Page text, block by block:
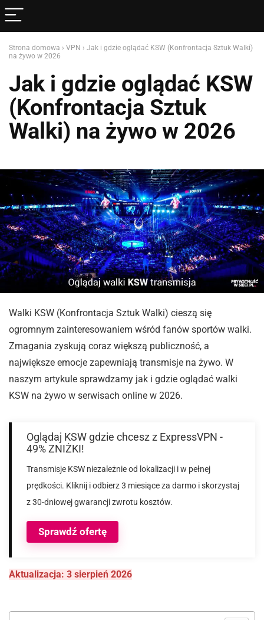
Strona domowa › VPN › Jak i gdzie oglądać KSW (Konfrontacja Sztuk Walki)
na żywo w 2026
Jak i gdzie oglądać KSW
(Konfrontacja Sztuk
Walki) na żywo w 2026
Walki KSW (Konfrontacja Sztuk Walki) cieszą się
ogromnym zainteresowaniem wśród fanów sportów walki.
Zmagania zyskują coraz większą publiczność, a
największe emocje zapewniają transmisje na żywo. W
naszym artykule sprawdzamy jak i gdzie oglądać walki
KSW na żywo w serwisach online w 2026.
Sprawdź ofertę
Oglądaj KSW gdzie chcesz z ExpressVPN -
49% ZNIŻKI!
Transmisje KSW niezależnie od lokalizacji i w pełnej
prędkości. Kliknij i odbierz 3 miesiące za darmo i skorzystaj
z 30-dniowej gwarancji zwrotu kosztów.
Aktualizacja: 3 sierpień 2026